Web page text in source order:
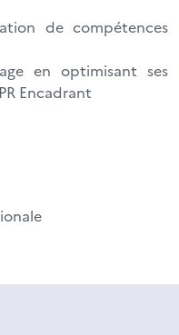
de compétences
en optimisant ses
Encadrant